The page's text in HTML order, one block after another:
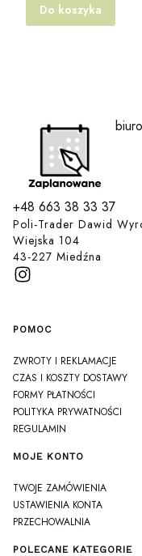
Do koszyka
+48 663 38 33 37
Poli-Trader Dawid
Wiejska 104
43-227 Miedźna
Linki w stopce
POMOC
ZWROTY I REKLAMACJE
CZAS I KOSZTY DOSTAWY
FORMY PŁATNOŚCI
POLITYKA PRYWATNOŚCI
REGULAMIN
MOJE KONTO
TWOJE ZAMÓWIENIA
USTAWIENIA KONTA
PRZECHOWALNIA
POLECANE KATEGORIE